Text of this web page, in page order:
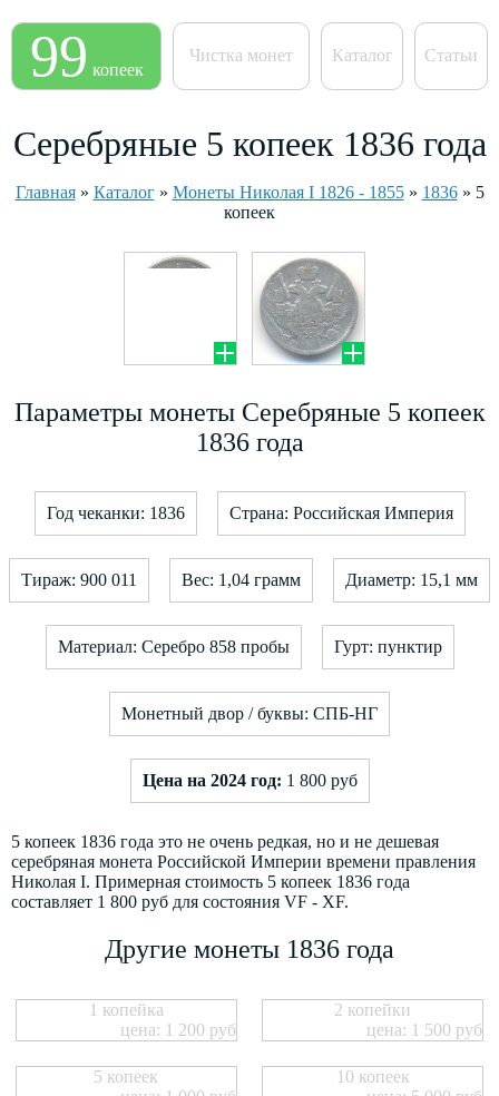
99 копеек
Чистка монет Каталог Статьи
Серебряные 5 копеек 1836 года
Главная» Каталог» Монеты Николая I 1826 - 1855» 1836» 5
копеек
Параметры монеты Серебряные 5 копеек
1836 года
Год чеканки: 1836 Страна: Российская Империя
Тираж: 900 011 Вес: 1,04 грамм Диаметр: 15,1 мм
Материал: Серебро 858 пробы Гурт: пунктир
Монетный двор / буквы: СПБ-НГ
Цена на 2024 год: 1 800 руб
5 копеек 1836 года это не очень редкая, но и не дешевая
серебряная монета Российской Империи времени правления
Николая I. Примерная стоимость 5 копеек 1836 года
составляет 1 800 руб для состояния VF - XF.
Другие монеты 1836 года
1 копейка
цена: 1 200 руб
2 копейки
цена: 1 500 руб
5 копеек
10 копеек